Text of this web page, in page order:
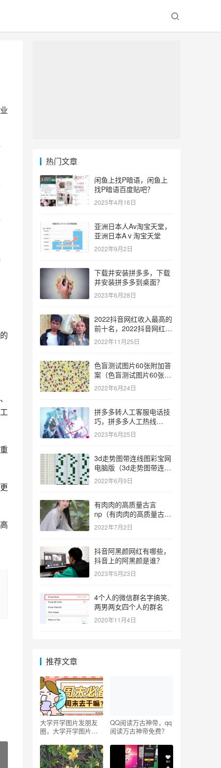
热门文章
闲鱼上找P暗语，闲鱼上
找P暗语百度贴吧？
2023年4月16日
亚洲日本人Av淘宝天堂，
亚洲日本Aⅴ淘宝天堂
2022年9月2日
下载并安装拼多多，下载
并安装拼多多到桌面？
2023年6月28日
2022抖音网红收入最高的
前十名，2022抖音网红收
入最高的前十名有哪些？
2022年11月25日
色盲测试图片60张附加答
案（色盲测试图片60张复
杂）
2022年6月24日
拼多多转人工客服电话技
巧，拼多多人工热线
9541344？
2023年6月25日
3d走势图带连线图彩宝网
电脑版（3d走势图带连线
图彩宝网手机版）
2022年6月9日
有肉肉的高质量古言
np（有肉肉的高质量古言
np推荐）
2022年7月2日
抖音阿黑颜网红有哪些，
抖音上的阿黑颜是谁？
2023年5月23日
4个人的微信群名字搞笑,
两男两女四个人的群名
2020年11月4日
推荐文章
大学开学图片发朋友
圈，大学开学图片发
QQ阅读万古神帝，qq
阅读万古神帝免费？